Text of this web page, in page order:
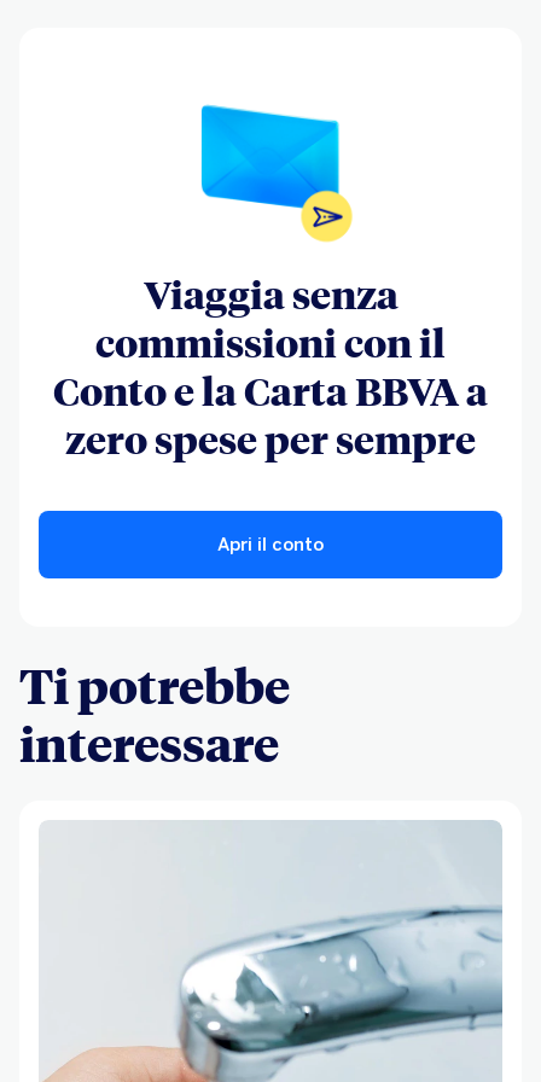
Viaggia senza
commissioni con il
Conto e la Carta BBVA a
zero spese per sempre
Apri il conto
Ti potrebbe
interessare